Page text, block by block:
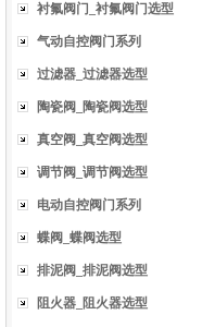
衬氟阀门_衬氟阀门选型
气动自控阀门系列
过滤器_过滤器选型
陶瓷阀_陶瓷阀选型
真空阀_真空阀选型
调节阀_调节阀选型
电动自控阀门系列
蝶阀_蝶阀选型
排泥阀_排泥阀选型
阻火器_阻火器选型